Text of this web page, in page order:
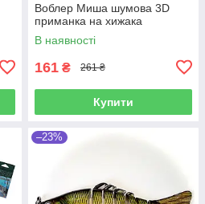
Воблер Миша шумова 3D
приманка на хижака
В наявності
161 ₴ 261 ₴
Купити
–23%